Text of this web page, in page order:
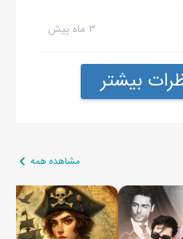
۳ ماه پیش
مشاهده همه